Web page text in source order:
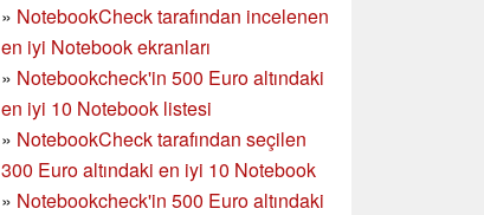
» NotebookCheck tarafından incelenen
en iyi Notebook ekranları
» Notebookcheck'in 500 Euro altındaki
en iyi 10 Notebook listesi
» NotebookCheck tarafından seçilen
300 Euro altındaki en iyi 10 Notebook
» Notebookcheck'in 500 Euro altındaki